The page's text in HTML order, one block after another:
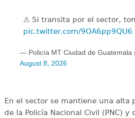
⚠️ Si transita por el sector,
pic.twitter.com/9OA6pp9QU6
— Policía MT Ciudad de Guatemala
August 8, 2026
En el sector se mantiene una alta
de la Policía Nacional Civil (PNC) y